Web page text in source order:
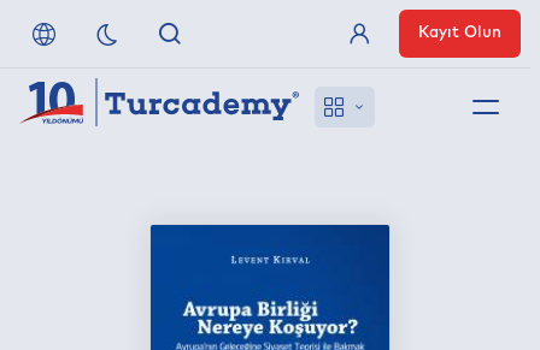
Referanslarımız
Üye Girişi
Kayıt Olun